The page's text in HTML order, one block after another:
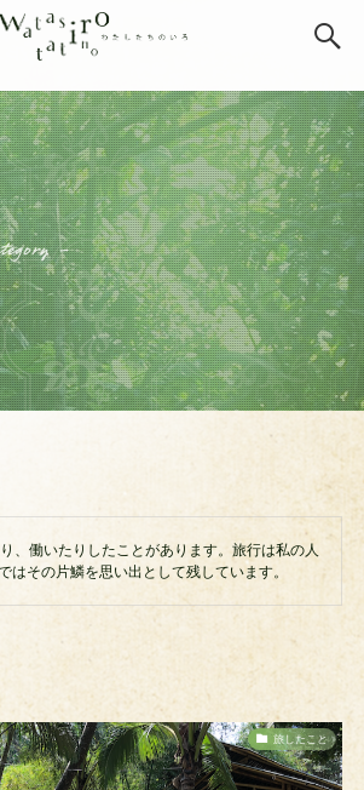
–
、働いたりしたことがあります。旅行は私の人
はその片鱗を思い出として残しています。
旅したこと